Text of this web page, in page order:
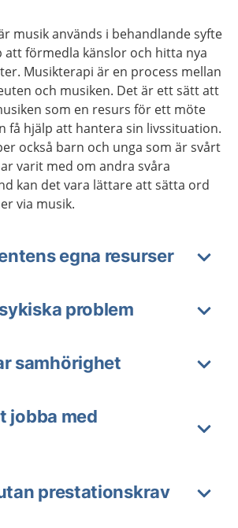
musik används i behandlande syfte
att förmedla känslor och hitta nya
Musikterapi är en process mellan
och musiken. Det är ett sätt att
som en resurs för ett möte
få hjälp att hantera sin livssituation.
också barn och unga som är svårt
varit med om andra svåra
kan det vara lättare att sätta ord
via musik.
egna resurser
problem
samhörighet
jobba med
prestationskrav